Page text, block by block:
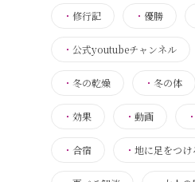
・ 修行記 ・ 優勝
・ 公式youtubeチャンネル
・ 冬の乾燥 ・ 冬の体
・ 効果 ・ 動画 ・
・ 合宿 ・ 地に足をつけ